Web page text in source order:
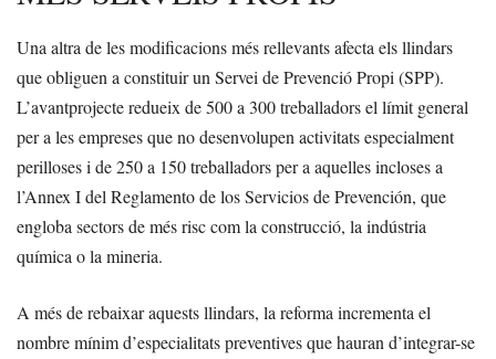
Una altra de les modificacions més rellevants afecta els llindars
que obliguen a constituir un Servei de Prevenció Propi (SPP).
L’avantprojecte redueix de 500 a 300 treballadors el límit general
per a les empreses que no desenvolupen activitats especialment
perilloses i de 250 a 150 treballadors per a aquelles incloses a
l’Annex I del Reglamento de los Servicios de Prevención, que
engloba sectors de més risc com la construcció, la indústria
química o la mineria.
A més de rebaixar aquests llindars, la reforma incrementa el
nombre mínim d’especialitats preventives que hauran d’integrar-se